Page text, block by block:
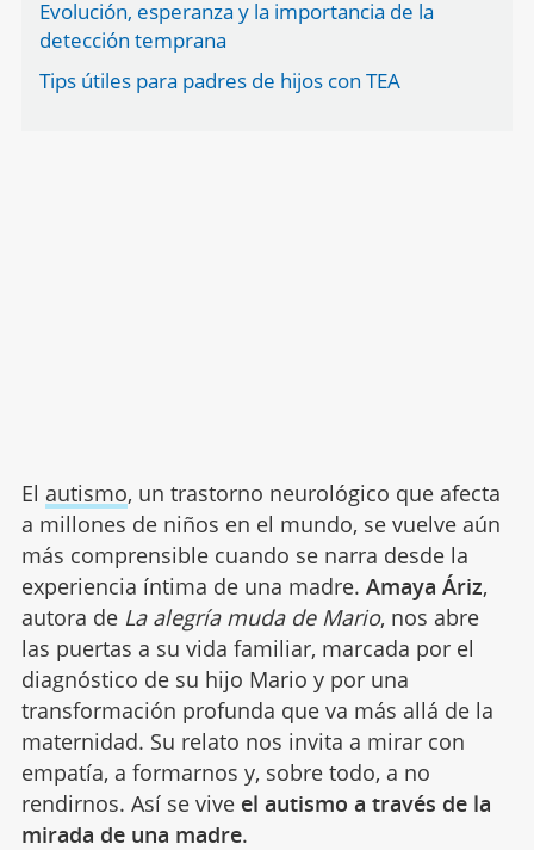
Evolución, esperanza y la importancia de la
detección temprana
Tips útiles para padres de hijos con TEA
El autismo, un trastorno neurológico que afecta
a millones de niños en el mundo, se vuelve aún
más comprensible cuando se narra desde la
experiencia íntima de una madre. Amaya Áriz,
autora de La alegría muda de Mario, nos abre
las puertas a su vida familiar, marcada por el
diagnóstico de su hijo Mario y por una
transformación profunda que va más allá de la
maternidad. Su relato nos invita a mirar con
empatía, a formarnos y, sobre todo, a no
rendirnos. Así se vive el autismo a través de la
mirada de una madre.